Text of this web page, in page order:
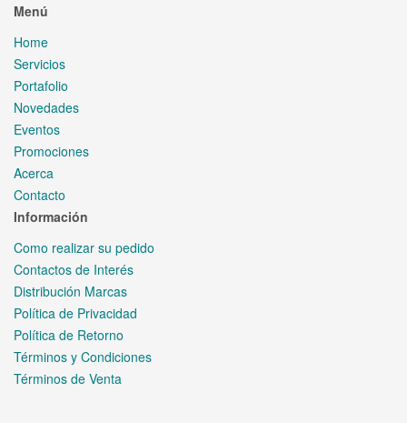
Menú
Home
Servicios
Portafolio
Novedades
Eventos
Promociones
Acerca
Contacto
Información
Como realizar su pedido
Contactos de Interés
Distribución Marcas
Política de Privacidad
Política de Retorno
Términos y Condiciones
Términos de Venta